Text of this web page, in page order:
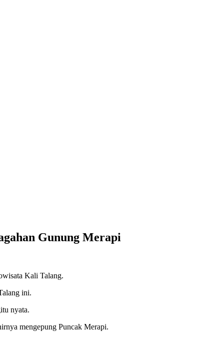
Gunung Merapi
Kali Talang.
ini.
nyata.
mengepung Puncak Merapi.